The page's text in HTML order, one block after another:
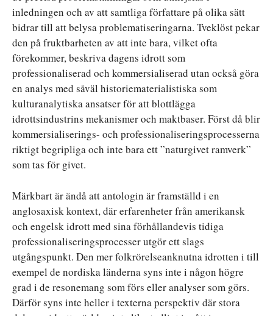
inledningen och av att samtliga författare på olika sätt
bidrar till att belysa problematiseringarna. Tveklöst pekar
den på fruktbarheten av att inte bara, vilket ofta
förekommer, beskriva dagens idrott som
professionaliserad och kommersialiserad utan också göra
en analys med såväl historiematerialistiska som
kulturanalytiska ansatser för att blottlägga
idrottsindustrins mekanismer och maktbaser. Först då blir
kommersialiserings- och professionaliseringsprocesserna
riktigt begripliga och inte bara ett ”naturgivet ramverk”
som tas för givet.
Märkbart är ändå att antologin är framställd i en
anglosaxisk kontext, där erfarenheter från amerikansk
och engelsk idrott med sina förhållandevis tidiga
professionaliseringsprocesser utgör ett slags
utgångspunkt. Den mer folkrörelseanknutna idrotten i till
exempel de nordiska länderna syns inte i någon högre
grad i de resonemang som förs eller analyser som görs.
Därför syns inte heller i texterna perspektiv där stora